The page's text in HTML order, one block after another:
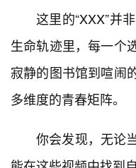
这里的“XXX”并
生命轨迹里，每一个
寂静的图书馆到喧闹
多维度的青春矩阵。
你会发现，无论